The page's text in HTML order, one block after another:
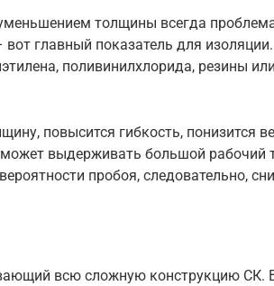
толщины всегда
вот главный показатель для
поливинилхлорида, резины
повысится гибкость, понизится
может выдерживать большой рабочий
пробоя, следовательно,
всю сложную конструкцию СК.